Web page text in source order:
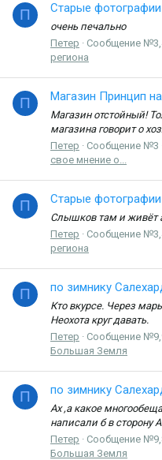
П Старые фотографии
очень печально
Петер
Сообщение
региона
П Магазин Принцип
Магазин отстойный!
магазина говорит о
Петер
Сообщение №3
свое мнение о...
П Старые фотографии
Слышков там и живёт
Петер
Сообщение
региона
П по зимнику
Кто вкурсе. Через
Неохота круг давать.
Петер
Сообщение
Большая Земля
П по зимнику
Ах ,а какое
написали б в сторону
Петер
Сообщение
Большая Земля